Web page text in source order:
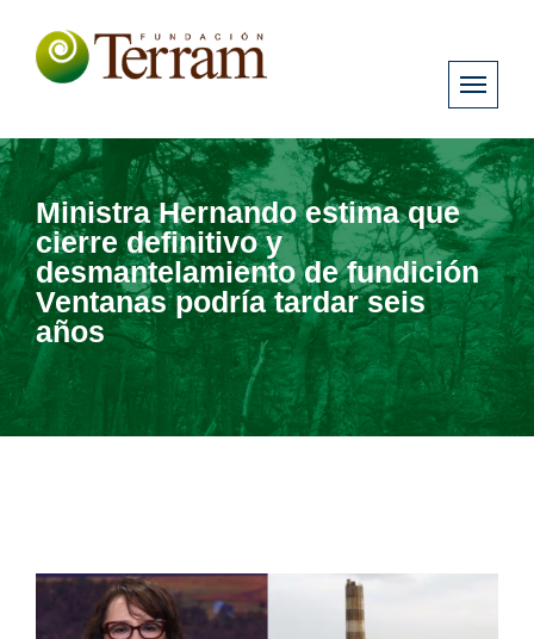
Ministra Hernando estima que
cierre definitivo y
desmantelamiento de fundición
Ventanas podría tardar seis
años